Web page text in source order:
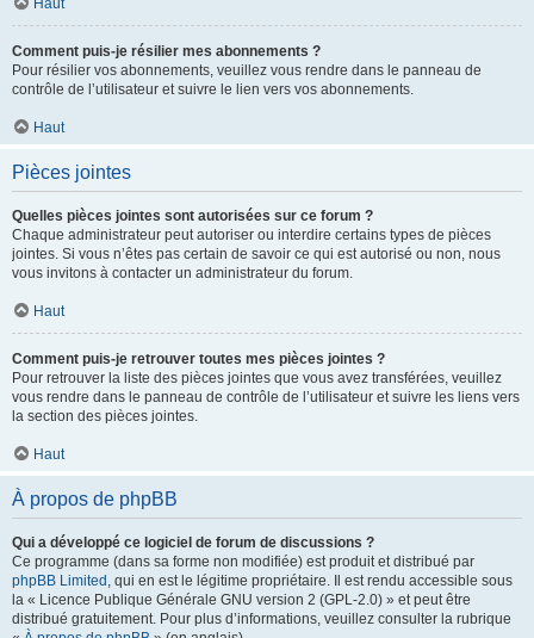
Haut
Comment puis-je résilier mes abonnements ?
Pour résilier vos abonnements, veuillez vous rendre dans le panneau de
contrôle de l’utilisateur et suivre le lien vers vos abonnements.
Haut
Pièces jointes
Quelles pièces jointes sont autorisées sur ce forum ?
Chaque administrateur peut autoriser ou interdire certains types de pièces
jointes. Si vous n’êtes pas certain de savoir ce qui est autorisé ou non, nous
vous invitons à contacter un administrateur du forum.
Haut
Comment puis-je retrouver toutes mes pièces jointes ?
Pour retrouver la liste des pièces jointes que vous avez transférées, veuillez
vous rendre dans le panneau de contrôle de l’utilisateur et suivre les liens vers
la section des pièces jointes.
Haut
À propos de phpBB
Qui a développé ce logiciel de forum de discussions ?
Ce programme (dans sa forme non modifiée) est produit et distribué par
phpBB Limited , qui en est le légitime propriétaire. Il est rendu accessible sous
la « Licence Publique Générale GNU version 2 (GPL-2.0) » et peut être
distribué gratuitement. Pour plus d’informations, veuillez consulter la rubrique